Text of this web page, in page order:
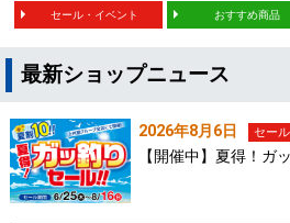
セール・イベント おすすめ商品
最新ショップニュース
2026年8月6日 セー
【開催中】夏得！ガ